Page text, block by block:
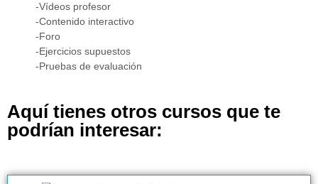
-Vídeos profesor
-Contenido interactivo
-Foro
-Ejercicios supuestos
-Pruebas de evaluación
Aquí tienes otros cursos que te
podrían interesar: